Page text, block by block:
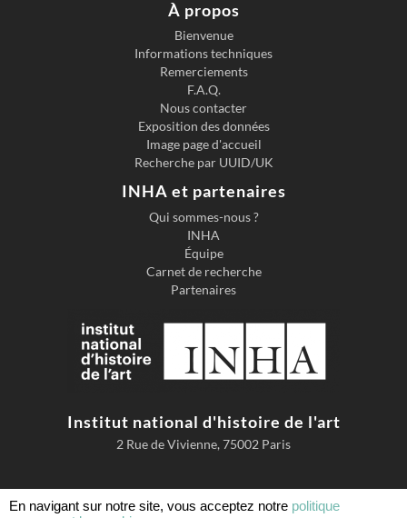
PLANC
À propos
Bienvenue
Informations techniques
Remerciements
F.A.Q.
Nous contacter
Exposition des données
Image page d'accueil
Recherche par UUID/UK
INHA et partenaires
Qui sommes-nous ?
INHA
Équipe
Carnet de recherche
Partenaires
Institut national d'histoire de l'art
2 Rue de Vivienne, 75002 Paris
En navigant sur notre site, vous acceptez notre politique